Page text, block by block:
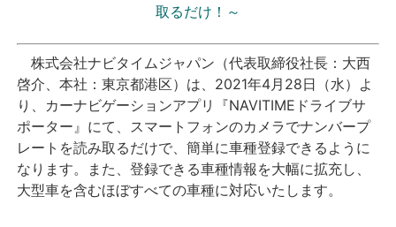
取るだけ！～
株式会社ナビタイムジャパン（代表取締役社長：大西
啓介、本社：東京都港区）は、2021年4月28日（水）よ
り、カーナビゲーションアプリ『NAVITIMEドライブサ
ポーター』にて、スマートフォンのカメラでナンバープ
レートを読み取るだけで、簡単に車種登録できるように
なります。また、登録できる車種情報を大幅に拡充し、
大型車を含むほぼすべての車種に対応いたします。